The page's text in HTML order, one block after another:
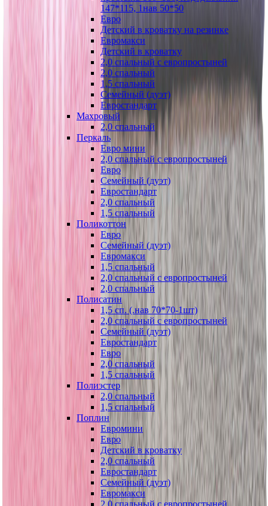
147*115, 1нав 50*50
Евро
Детский в кроватку на резинке
Евромакси
Детский в кроватку
2,0 спальный с европростыней
2,0 спальный
1,5 спальный
Семейный (дуэт)
Евростандарт
Махровый
2,0 спальный
Перкаль
Евро мини
2,0 спальный с европростыней
Евро
Семейный (дуэт)
Евростандарт
2,0 спальный
1,5 спальный
Поликоттон
Евро
Семейный (дуэт)
Евромакси
1,5 спальный
2,0 спальный с европростыней
2,0 спальный
Полисатин
1,5 сп. (.нав 70*70-1шт)
2,0 спальный с европростыней
Семейный (дуэт)
Евростандарт
Евро
2,0 спальный
1,5 спальный
Полиэстер
2,0 спальный
1,5 спальный
Поплин
Евромини
Евро
Детский в кроватку
2,0 спальный
Евростандарт
Семейный (дуэт)
Евромакси